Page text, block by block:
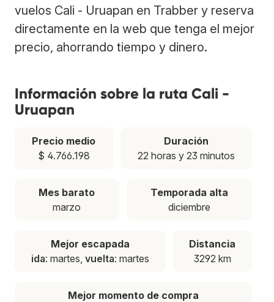
vuelos Cali - Uruapan en Trabber y reserva
directamente en la web que tenga el mejor
precio, ahorrando tiempo y dinero.
Información sobre la ruta Cali -
Uruapan
Precio medio
$ 4.766.198
Duración
22 horas y 23 minutos
Mes barato
marzo
Temporada alta
diciembre
Mejor escapada
ida: martes, vuelta: martes
Distancia
3292 km
Mejor momento de compra